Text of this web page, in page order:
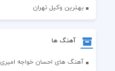
بهترین وکیل تهران
آهنگ ها
آهنگ های احسان خواجه امیری